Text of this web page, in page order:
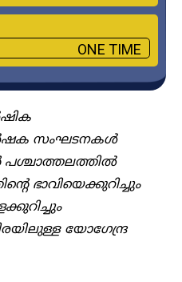
ONE TIME
സംഘടനകൾ
പശ്ചാത്തലത്തിൽ
ഭാവിയെക്കുറിച്ചും
യോ​ഗേന്ദ്ര